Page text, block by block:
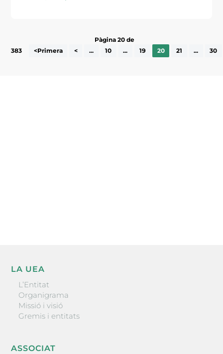
Pàgina 20 de
383
<Primera < ... 10 ... 19 20 21 ... 30
LA UEA
L’Entitat
Organigrama
Missió i visió
Gremis i entitats
ASSOCIAT